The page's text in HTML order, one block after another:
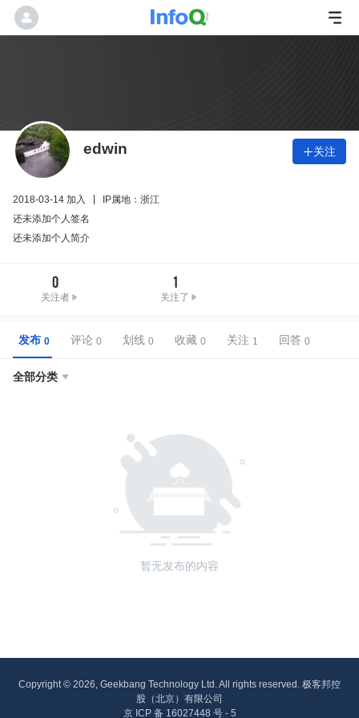
edwin 关注
2018-03-14 加入
IP属地：浙江
还未添加个人签名
还未添加个人简介
0
关注者
1
关注了
发布 评论 划线 收藏 关注 回答
全部分类 
暂无发布的内容
Copyright © 2026, Geekbang Technology Ltd. All rights reserved. 极客邦控
股（北京）有限公司
京 ICP 备 16027448 号 - 5